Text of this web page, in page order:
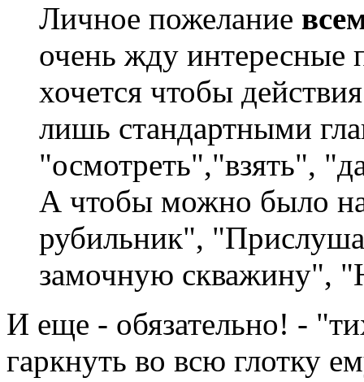
Личное пожелание
очень жду интересные
хочется чтобы
лишь стандартными
"осмотреть","взять",
А чтобы можно было
рубильник",
замочную скважину",
И еще - обязательно! -
гаркнуть во всю глотку